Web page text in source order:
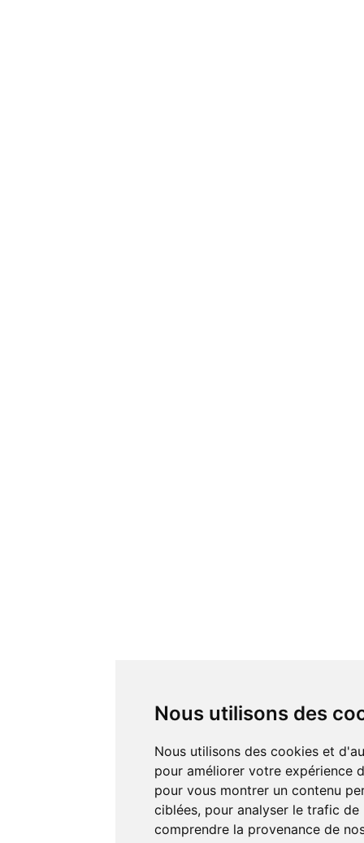
Nous utilisons des
Nous utilisons des cookies et d'autres technologies de suivi
pour améliorer votre expérience
pour vous montrer un contenu
ciblées, pour analyser le trafic
comprendre la provenance de